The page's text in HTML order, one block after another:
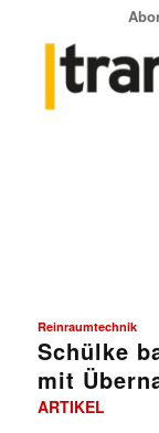
Reinraumtechnik
Schülke
mit
ARTIKEL